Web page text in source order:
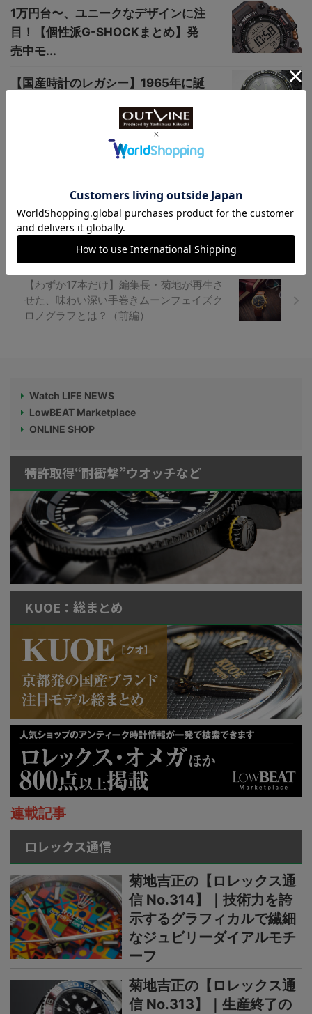
1万円台〜、ユニークなデザインに注
目！【個性派G-SHOCKまとめ】発
売中モ...
【国産時計のレガシー】1965年に誕
【A.ランゲ＆ゾーネ創業175周年記念連載
Vol.3】希少なアニバーサリーモデルの魅
力に迫る（前編）
【わずか17本だけ】編集長・菊地が再生さ
せた、味わい深い手巻きムーンフェイズク
ロノグラフとは？（前編）
Watch LIFE NEWS
LowBEAT Marketplace
ONLINE SHOP
特許取得“耐衝撃”ウオッチなど
KUOE：総まとめ
連載記事
ロレックス通信
菊地吉正の【ロレックス通
信 No.314】｜技術力を誇
示するグラフィカルで繊細
なジュビリーダイアルモチ
ーフ
菊地吉正の【ロレックス通
信 No.313】｜生産終了の